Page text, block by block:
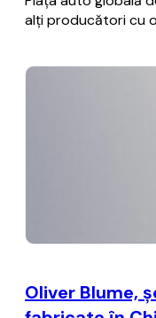
alţi producători cu
Oliver Blume,